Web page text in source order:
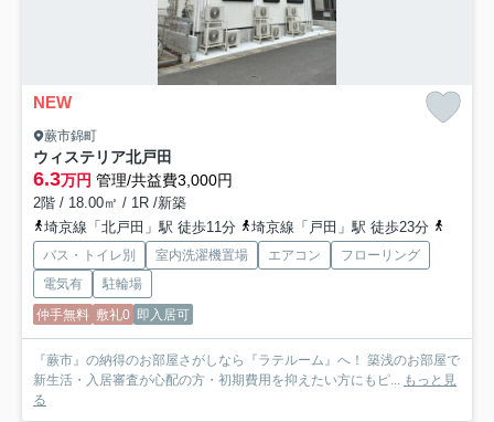
NEW
蕨市錦町
ウィステリア北戸田
6.3万円 管理/共益費3,000円
2階 / 18.00㎡ / 1R /新築
埼京線「北戸田」駅 徒歩11分
埼京線「戸田」駅 徒歩23分
バス・トイレ別 室内洗濯機置場 エアコン
フローリング
電気有
駐輪場
仲手無料 敷礼0 即入居可
『蕨市』の納得のお部屋さがしなら『ラテルーム』へ！ 築浅のお部屋で
新生活・入居審査が心配の方・初期費用を抑えたい方にもピ... もっと見
る